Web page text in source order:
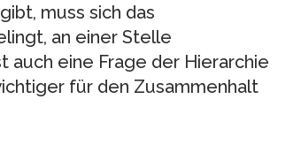
muss sich das
an einer Stelle
auch eine Frage der Hierarchie
für den Zusammenhalt